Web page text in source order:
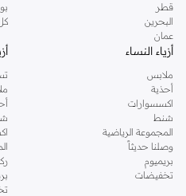
والدعم الاستثنائي يضمن لك تجربة تسوق
قطر
البحرين
عمان
أزياء النساء
ملابس
أحذية
اكسسوارات
شنط
المجموعة الرياضية
وصلنا حديثاً
بريميوم
تخفيضات